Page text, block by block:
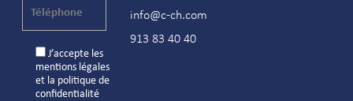
J’accepte les
mentions légales
et la politique de
confidentialité
info@c-ch.com
913 83 40 40